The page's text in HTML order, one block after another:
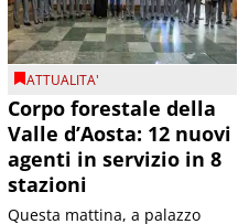
ATTUALITA'
Corpo forestale della
Valle d’Aosta: 12 nuovi
agenti in servizio in 8
stazioni
Questa mattina, a palazzo